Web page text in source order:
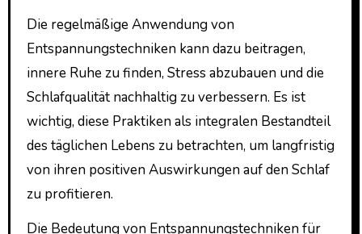
Die regelmäßige Anwendung von
Entspannungstechniken kann dazu beitragen,
innere Ruhe zu finden, Stress abzubauen und die
Schlafqualität nachhaltig zu verbessern. Es ist
wichtig, diese Praktiken als integralen Bestandteil
des täglichen Lebens zu betrachten, um langfristig
von ihren positiven Auswirkungen auf den Schlaf
zu profitieren.
Die Bedeutung von Entspannungstechniken für